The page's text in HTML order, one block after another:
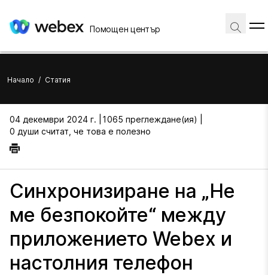
Помощен център
Начало / Статия
04 декември 2024 г. |
1065 преглеждане(ия) |
0 души считат, че това е полезно
Синхронизиране на „Не
ме безпокойте“ между
приложението Webex и
настолния телефон